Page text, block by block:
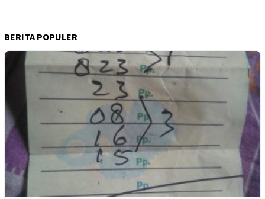
BERITA POPULER